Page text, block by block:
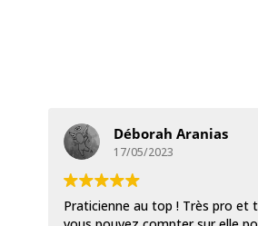
Déborah Aranias
17/05/2023
Praticienne au top ! Très pro et